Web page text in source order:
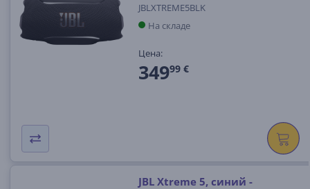
JBLXTREME5BLK
На складе
Цена:
34999 €
JBL Xtreme 5, синий -